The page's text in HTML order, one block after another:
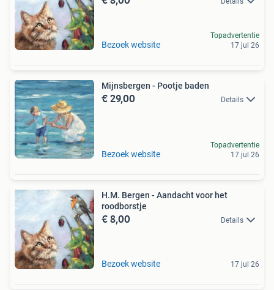
Bezoek website
Topadvertentie
17 jul 26
Mijnsbergen - Pootje baden
€ 29,00 Details
Bezoek website
Topadvertentie
17 jul 26
H.M. Bergen - Aandacht voor het
roodborstje
€ 8,00 Details
Bezoek website 17 jul 26